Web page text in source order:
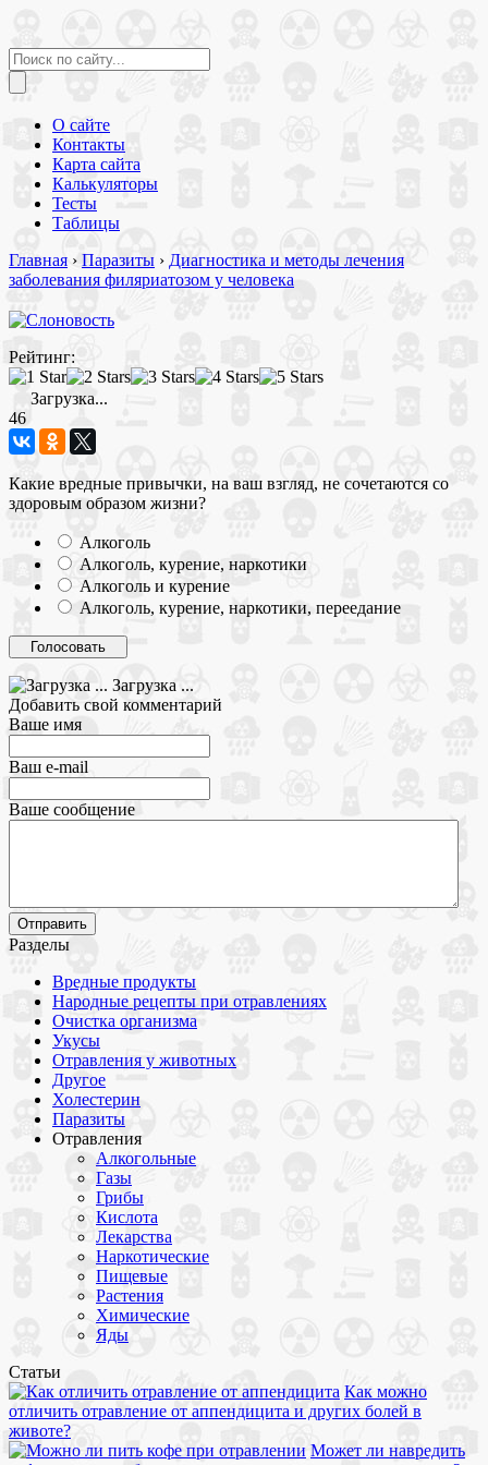
О сайте
Контакты
Карта сайта
Калькуляторы
Тесты
Таблицы
Главная › Паразиты › Диагностика и методы лечения
заболевания филяриатозом у человека
Рейтинг:
Загрузка...
46
Какие вредные привычки, на ваш взгляд, не сочетаются со
здоровым образом жизни?
Алкоголь
Алкоголь, курение, наркотики
Алкоголь и курение
Алкоголь, курение, наркотики, переедание
Загрузка ...
Добавить свой комментарий
Ваше имя
Ваш e-mail
Ваше сообщение
Разделы
Вредные продукты
Народные рецепты при отравлениях
Очистка организма
Укусы
Отравления у животных
Другое
Холестерин
Паразиты
Отравления
Алкогольные
Газы
Грибы
Кислота
Лекарства
Наркотические
Пищевые
Растения
Химические
Яды
Статьи
Как можно
отличить отравление от аппендицита и других болей в
животе?
Может ли навредить